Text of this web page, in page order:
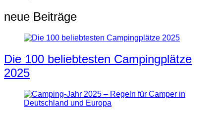
neue Beiträge
Die 100 beliebtesten Campingplätze
2025